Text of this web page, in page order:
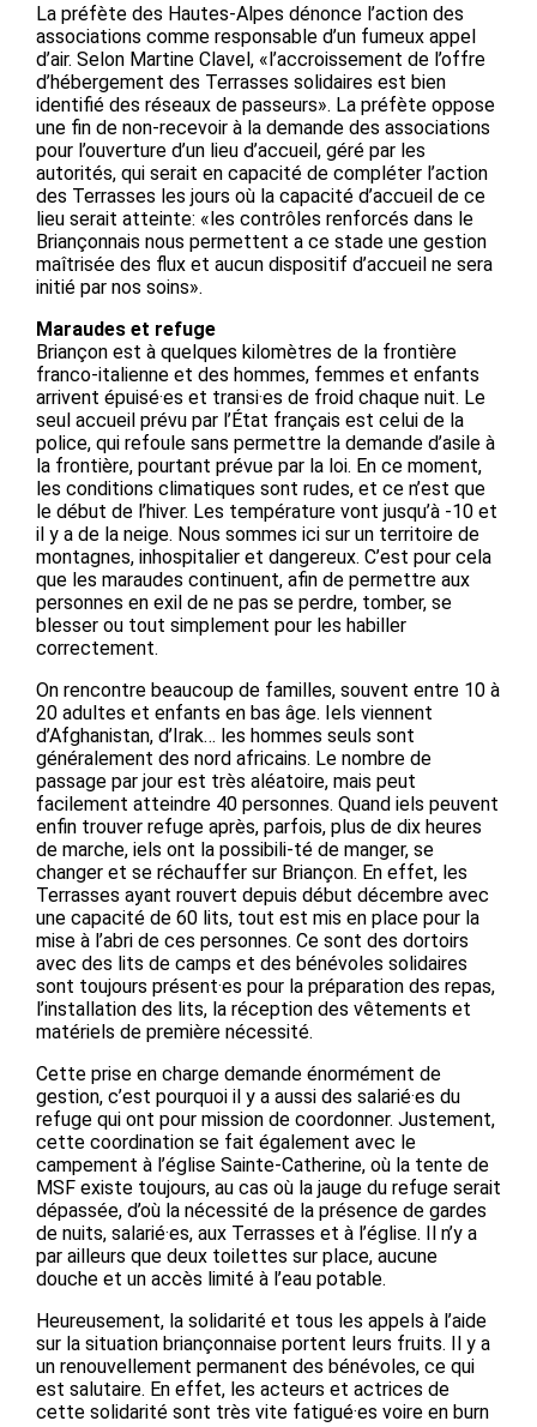
La préfète des Hautes-Alpes dénonce l’action des
associations comme responsable d’un fumeux appel
d’air. Selon Martine Clavel, «l’accroissement de l’offre
d’hébergement des Terrasses solidaires est bien
identifié des réseaux de passeurs». La préfète oppose
une fin de non-recevoir à la demande des associations
pour l’ouverture d’un lieu d’accueil, géré par les
autorités, qui serait en capacité de compléter l’action
des Terrasses les jours où la capacité d’accueil de ce
lieu serait atteinte: «les contrôles renforcés dans le
Briançonnais nous permettent a ce stade une gestion
maîtrisée des flux et aucun dispositif d’accueil ne sera
initié par nos soins».
Maraudes et refuge
Briançon est à quelques kilomètres de la frontière
franco-italienne et des hommes, femmes et enfants
arrivent épuisé·es et transi·es de froid chaque nuit. Le
seul accueil prévu par l’État français est celui de la
police, qui refoule sans permettre la demande d’asile à
la frontière, pourtant prévue par la loi. En ce moment,
les conditions climatiques sont rudes, et ce n’est que
le début de l’hiver. Les température vont jusqu’à -10 et
il y a de la neige. Nous sommes ici sur un territoire de
montagnes, inhospitalier et dangereux. C’est pour cela
que les maraudes continuent, afin de permettre aux
personnes en exil de ne pas se perdre, tomber, se
blesser ou tout simplement pour les habiller
correctement.
On rencontre beaucoup de familles, souvent entre 10 à
20 adultes et enfants en bas âge. Iels viennent
d’Afghanistan, d’Irak… les hommes seuls sont
généralement des nord africains. Le nombre de
passage par jour est très aléatoire, mais peut
facilement atteindre 40 personnes. Quand iels peuvent
enfin trouver refuge après, parfois, plus de dix heures
de marche, iels ont la possibili-té de manger, se
changer et se réchauffer sur Briançon. En effet, les
Terrasses ayant rouvert depuis début décembre avec
une capacité de 60 lits, tout est mis en place pour la
mise à l’abri de ces personnes. Ce sont des dortoirs
avec des lits de camps et des bénévoles solidaires
sont toujours présent·es pour la préparation des repas,
l’installation des lits, la réception des vêtements et
matériels de première nécessité.
Cette prise en charge demande énormément de
gestion, c’est pourquoi il y a aussi des salarié·es du
refuge qui ont pour mission de coordonner. Justement,
cette coordination se fait également avec le
campement à l’église Sainte-Catherine, où la tente de
MSF existe toujours, au cas où la jauge du refuge serait
dépassée, d’où la nécessité de la présence de gardes
de nuits, salarié·es, aux Terrasses et à l’église. Il n’y a
par ailleurs que deux toilettes sur place, aucune
douche et un accès limité à l’eau potable.
Heureusement, la solidarité et tous les appels à l’aide
sur la situation briançonnaise portent leurs fruits. Il y a
un renouvellement permanent des bénévoles, ce qui
est salutaire. En effet, les acteurs et actrices de
cette solidarité sont très vite fatigué·es voire en burn